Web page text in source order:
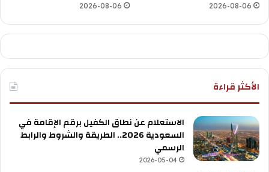
2026-08-06
2026-08-06
الأكثر قراءة
الاستعلام عن نطاق الكفيل برقم الإقامة في
السعودية 2026.. الطريقة والشروط والرابط
الرسمي
2026-05-04